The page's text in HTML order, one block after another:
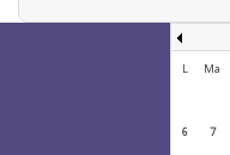
L Ma
6 7